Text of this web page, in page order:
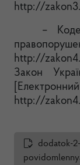
http://
–
http://
Закон
http://
dodatok-